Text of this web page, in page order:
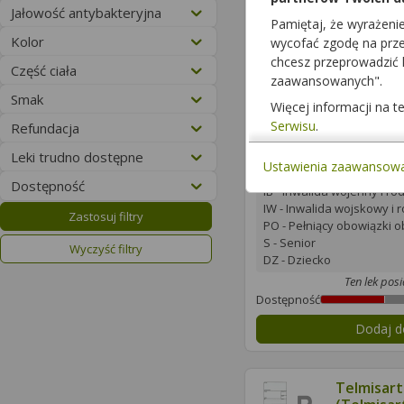
Jałowość antybakteryjna
Kolor
Część ciała
Smak
Refundacja
Leki trudno dostępne
Dostępność
Zastosuj filtry
Wyczyść filtry
13,62
dla 100% -
Dostępność
Odpłatności
100% - Pełnopłatny
30% - Odpłatność 30%
Uprawnienia
ZK - Zasłużony
Dawca Przeszczepu
IB - Inwalida wojenny i
IW - Inwalida wojskowy i
PO - Pełniący obowiązki
S - Senior
DZ - Dziecko
Ten lek
Dodaj
Pamiętaj, że
wycofać zgodę na
chcesz
zaawansowanych".
Więcej informacji na
Serwisu.
Ustawienia